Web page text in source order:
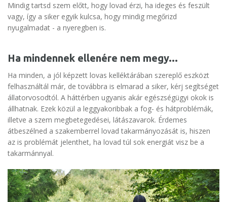
Mindig tartsd szem előtt, hogy lovad érzi, ha ideges és feszült
vagy, így a siker egyik kulcsa, hogy mindig megőrizd
nyugalmadat - a nyeregben is.
Ha mindennek ellenére nem megy...
Ha minden, a jól képzett lovas kelléktárában szereplő eszközt
felhasználtál már, de továbbra is elmarad a siker, kérj segítséget
állatorvosodtól. A háttérben ugyanis akár egészségügyi okok is
állhatnak. Ezek közül a leggyakoribbak a fog- és hátproblémák,
illetve a szem megbetegedései, látászavarok. Érdemes
átbeszélned a szakemberrel lovad takarmányozását is, hiszen
az is problémát jelenthet, ha lovad túl sok energiát visz be a
takarmánnyal.